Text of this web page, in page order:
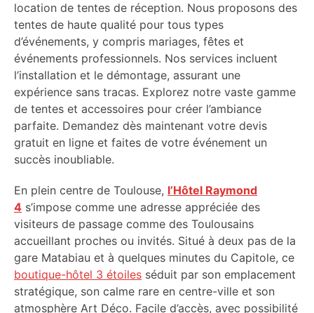
location de tentes de réception. Nous proposons des
tentes de haute qualité pour tous types
d’événements, y compris mariages, fêtes et
événements professionnels. Nos services incluent
l’installation et le démontage, assurant une
expérience sans tracas. Explorez notre vaste gamme
de tentes et accessoires pour créer l’ambiance
parfaite. Demandez dès maintenant votre devis
gratuit en ligne et faites de votre événement un
succès inoubliable.
En plein centre de Toulouse, l’Hôtel Raymond
4 s’impose comme une adresse appréciée des
visiteurs de passage comme des Toulousains
accueillant proches ou invités. Situé à deux pas de la
gare Matabiau et à quelques minutes du Capitole, ce
boutique-hôtel 3 étoiles séduit par son emplacement
stratégique, son calme rare en centre-ville et son
atmosphère Art Déco. Facile d’accès, avec possibilité